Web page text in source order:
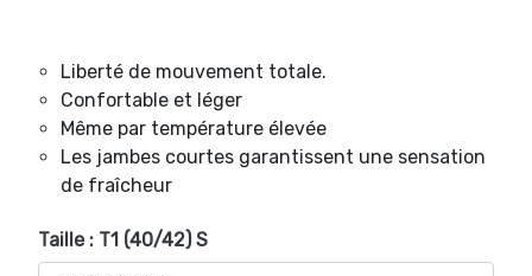
Liberté de mouvement totale.
Confortable et léger
Même par température élevée
Les jambes courtes garantissent une sensation
de fraîcheur
Taille : T1 (40/42) S